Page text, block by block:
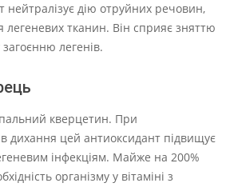
нейтралізує дію отруйних речовин,
легеневих тканин. Він сприяє зняттю
легенів.
кверцетин. При
дихання цей антиоксидант підвищує
інфекціям. Майже на 200%
організму у вітаміні з